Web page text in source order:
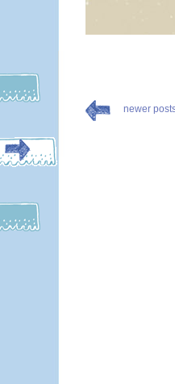
newer